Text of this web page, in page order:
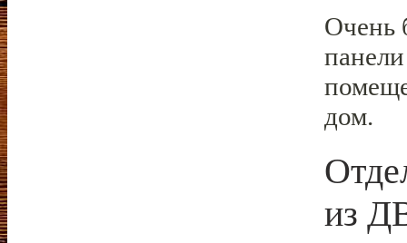
Очень
дом.
из